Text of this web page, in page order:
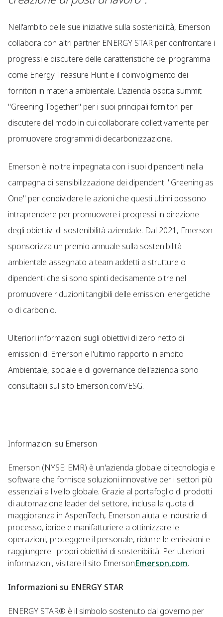
Nell'ambito delle sue iniziative sulla sostenibilità, Emerson
collabora con altri partner ENERGY STAR per confrontare i
progressi e discutere delle caratteristiche del programma
come Energy Treasure Hunt e il coinvolgimento dei
fornitori in materia ambientale. L'azienda ospita summit
"Greening Together" per i suoi principali fornitori per
discutere del modo in cui collaborare collettivamente per
promuovere programmi di decarbonizzazione.
Emerson è inoltre impegnata con i suoi dipendenti nella
campagna di sensibilizzazione dei dipendenti "Greening as
One" per condividere le azioni che questi ultimi possono
intraprendere per promuovere i progressi in direzione
degli obiettivi di sostenibilità aziendale. Dal 2021, Emerson
sponsorizza un premio annuale sulla sostenibilità
ambientale assegnato a team addetti a strutture o
dipendenti che si sono spinti decisamente oltre nel
promuovere riduzioni tangibili delle emissioni energetiche
o di carbonio.
Ulteriori informazioni sugli obiettivi di zero netto di
emissioni di Emerson e l'ultimo rapporto in ambito
Ambientale, sociale e di governance dell'azienda sono
consultabili sul sito Emerson.com/ESG.
Informazioni su Emerson
Emerson (NYSE: EMR) è un'azienda globale di tecnologia e
software che fornisce soluzioni innovative per i settori più
essenziali a livello globale. Grazie al portafoglio di prodotti
di automazione leader del settore, inclusa la quota di
maggioranza in AspenTech, Emerson aiuta le industrie di
processo, ibride e manifatturiere a ottimizzare le
operazioni, proteggere il personale, ridurre le emissioni e
raggiungere i propri obiettivi di sostenibilità. Per ulteriori
informazioni, visitare il sito EmersonEmerson.com.
Informazioni su ENERGY STAR
ENERGY STAR® è il simbolo sostenuto dal governo per